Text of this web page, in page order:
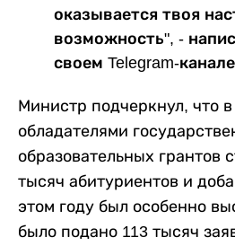
оказывается твоя
возможность", -
своем Telegram-
Министр подчеркнул, что в
обладателями
образовательных грантов
тысяч абитуриентов и
этом году был особенно
было подано 113 тысяч